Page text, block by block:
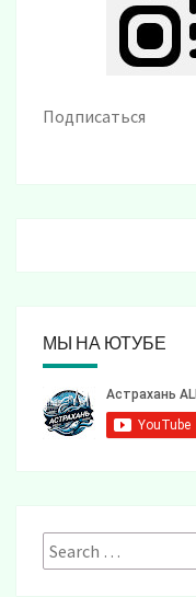
Подписаться
МЫ НА ЮТУБЕ
Search
for: